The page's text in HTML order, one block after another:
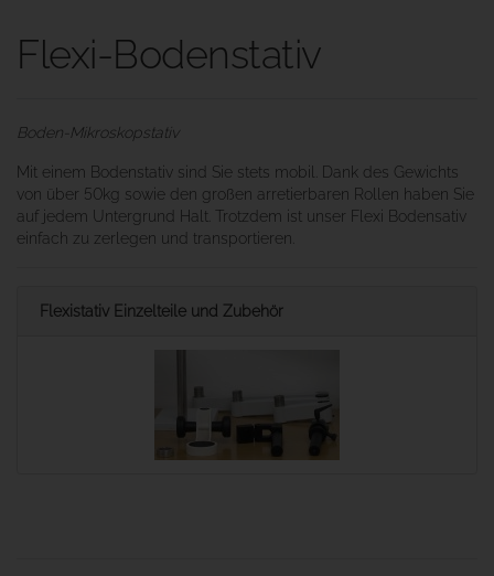
Flexi-Bodenstativ
Boden-Mikroskopstativ
Mit einem Bodenstativ sind Sie stets mobil. Dank des Gewichts
von über 50kg sowie den großen arretierbaren Rollen haben Sie
auf jedem Untergrund Halt. Trotzdem ist unser Flexi Bodensativ
einfach zu zerlegen und transportieren.
Flexistativ Einzelteile und Zubehör